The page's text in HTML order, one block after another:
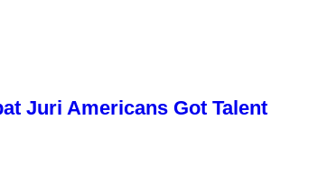
Juri Americans Got Talent